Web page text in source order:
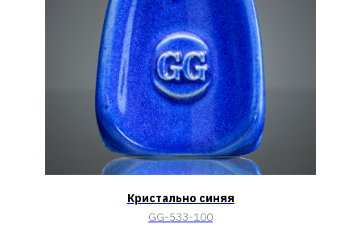
Кристально синяя
GG-533-100